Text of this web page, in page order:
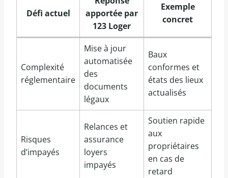
Défi actuel
apportée par
123 Loger
Exemple
concret
Complexité
réglementaire
Mise à jour
automatisée
des
documents
légaux
Baux
conformes et
états des lieux
actualisés
Risques
d’impayés
Relances et
assurance
loyers
impayés
Soutien rapide
aux
propriétaires
en cas de
retard